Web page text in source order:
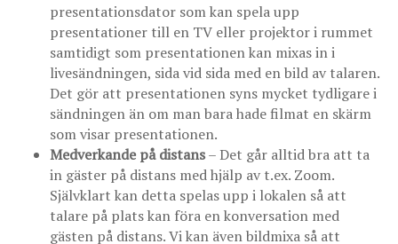
presentationsdator som kan spela upp
presentationer till en TV eller projektor i rummet
samtidigt som presentationen kan mixas in i
livesändningen, sida vid sida med en bild av talaren.
Det gör att presentationen syns mycket tydligare i
sändningen än om man bara hade filmat en skärm
som visar presentationen.
Medverkande på distans– Det går alltid bra att ta
in gäster på distans med hjälp av t.ex. Zoom.
Självklart kan detta spelas upp i lokalen så att
talare på plats kan föra en konversation med
gästen på distans. Vi kan även bildmixa så att